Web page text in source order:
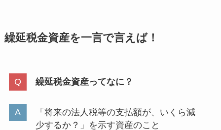
繰延税金資産を一言で言えば！
繰延税金資産ってなに？
「将来の法人税等の支払額が、いくら減
少するか？」を示す資産のこと